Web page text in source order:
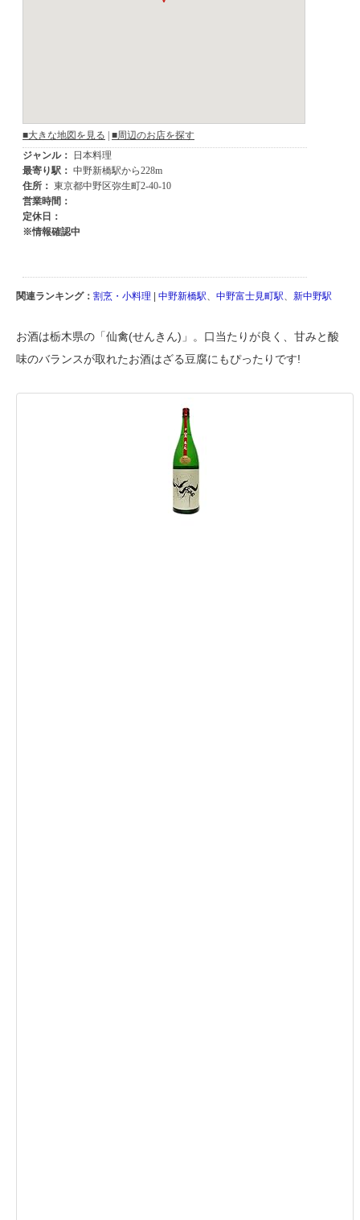
関連ランキング： 割烹・小料理 | 中野新橋駅 中野富士見町駅 新中野駅
お酒は栃木県の「仙禽(せんきん)」。口当たりが良く、甘みと酸
味のバランスが取れたお酒はざる豆腐にもぴったりです!